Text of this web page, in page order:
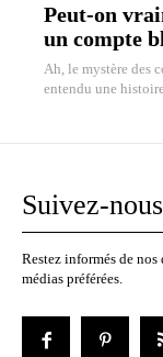
Peut-on
un compte
Ah, le mystère des
entendu une
Suivez-nous
Restez informés de
médias préférées.